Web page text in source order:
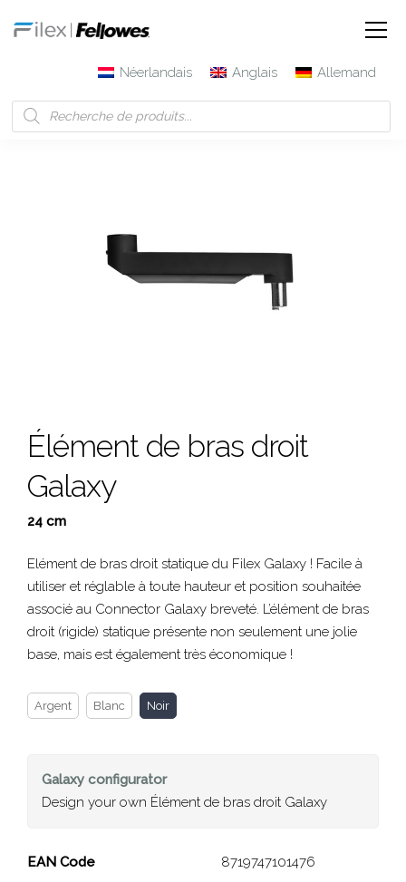
Néerlandais Anglais
Allemand
Élément de bras droit
Galaxy
24 cm
Elément de bras droit statique du Filex Galaxy ! Facile à
utiliser et réglable à toute hauteur et position souhaitée
associé au Connector Galaxy breveté. L’élément de bras
droit (rigide) statique présente non seulement une jolie
base, mais est également très économique !
Argent Blanc Noir
Galaxy configurator
Design your own Élément de bras droit Galaxy
Élément de bras droit
EAN Code
8719747101476